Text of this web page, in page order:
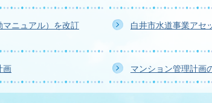
マニュアル）を改訂
白井市水道事業アセ
画 マンション管理計画